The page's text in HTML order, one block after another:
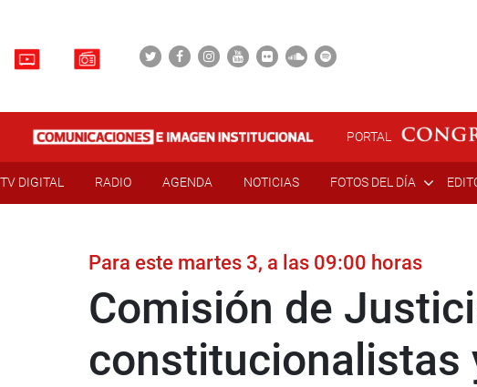
PORTAL
TV DIGITAL RADIO AGENDA NOTICIAS FOTOS DEL DÍA
Para este martes 3, a las 09:00 horas
Comisión de
constitucionalistas